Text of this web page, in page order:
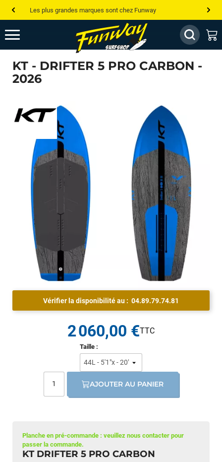
Les plus grandes marques sont chez Funway
Jusqu’à -75% de remise sur le windsurf, wingfoil, etc...
💰 Meilleur prix garanti — Moins cher ailleurs ? On s’aligne !
Besoin de conseils de pro ? Appelle nous !
KT - DRIFTER 5 PRO CARBON -
2026
Planche en pré-commande : veuillez nous contacter pour
passer la commande.
KT DRIFTER 5 PRO CARBON
Vérifier la disponibilité au : 04.89.79.74.81
Taille :
2 060,00 €
AJOUTER AU PANIER